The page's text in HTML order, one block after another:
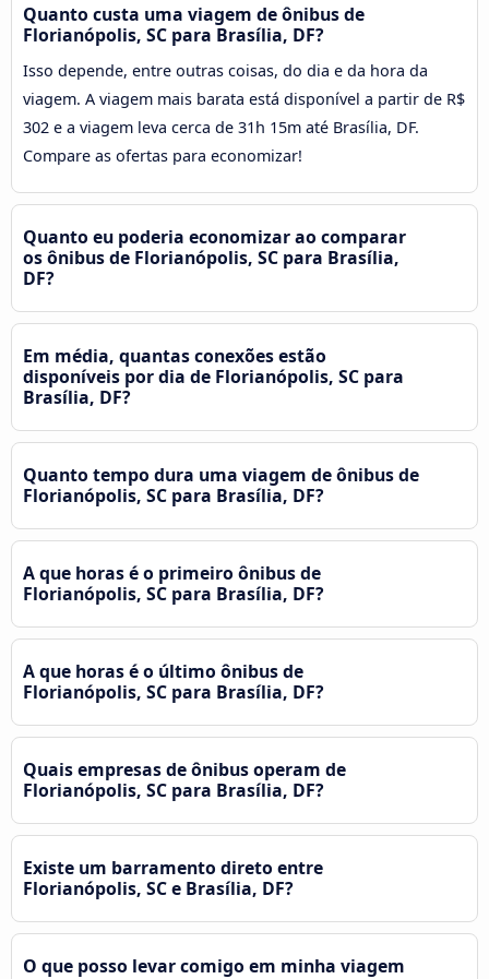
Quanto custa uma viagem de ônibus de
Florianópolis, SC para Brasília, DF?
Isso depende, entre outras coisas, do dia e da hora da
viagem. A viagem mais barata está disponível a partir de R$
302 e a viagem leva cerca de 31h 15m até Brasília, DF.
Compare as ofertas para economizar!
Quanto eu poderia economizar ao comparar
os ônibus de Florianópolis, SC para Brasília,
DF?
Em média, quantas conexões estão
disponíveis por dia de Florianópolis, SC para
Brasília, DF?
Quanto tempo dura uma viagem de ônibus de
Florianópolis, SC para Brasília, DF?
A que horas é o primeiro ônibus de
Florianópolis, SC para Brasília, DF?
A que horas é o último ônibus de
Florianópolis, SC para Brasília, DF?
Quais empresas de ônibus operam de
Florianópolis, SC para Brasília, DF?
Existe um barramento direto entre
Florianópolis, SC e Brasília, DF?
O que posso levar comigo em minha viagem